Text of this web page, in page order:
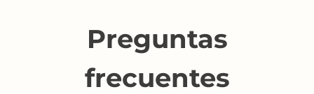
Preguntas
frecuentes